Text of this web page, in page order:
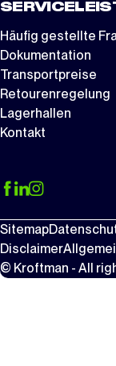
Häufig gestellte
Dokumentation
Transportpreise
Retourenregelung
Lagerhallen
Kontakt
Sitemap
Disclaimer
© Kroftman - All